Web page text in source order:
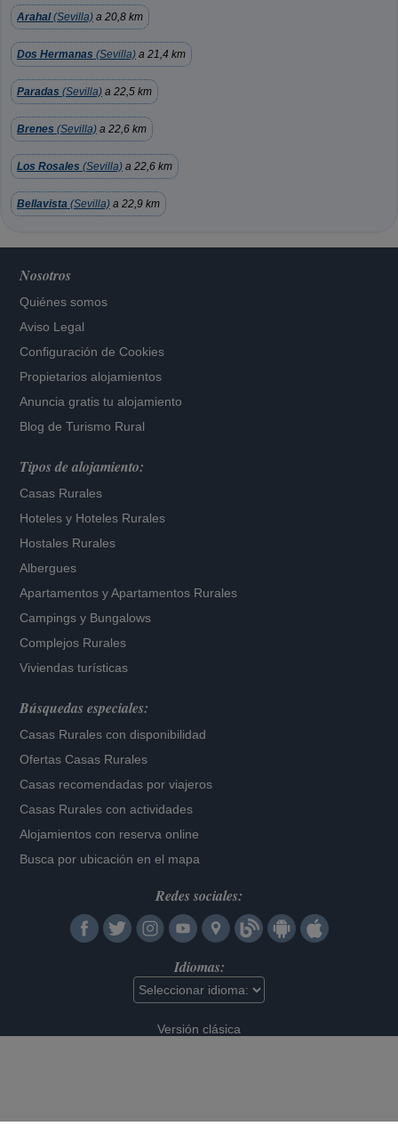
Arahal(Sevilla) a 20,8 km
Dos Hermanas (Sevilla) a 21,4 km
Paradas (Sevilla) a 22,5 km
Brenes (Sevilla) a 22,6 km
Los Rosales (Sevilla) a 22,6 km
Bellavista (Sevilla) a 22,9 km
Nosotros
Quiénes somos
Aviso Legal
Configuración de Cookies
Propietarios alojamientos
Anuncia gratis tu alojamiento
Blog de Turismo Rural
Tipos de alojamiento:
Casas Rurales
Hoteles y Hoteles Rurales
Hostales Rurales
Albergues
Apartamentos yApartamentos Rurales
Campings y Bungalows
Complejos Rurales
Viviendas turísticas
Búsquedas especiales:
Casas Rurales con disponibilidad
Ofertas Casas Rurales
Casas recomendadas por viajeros
Casas Rurales con actividades
Alojamientos con reserva online
Busca por ubicación en el mapa
Redes sociales:
Idiomas:
Versión clásica